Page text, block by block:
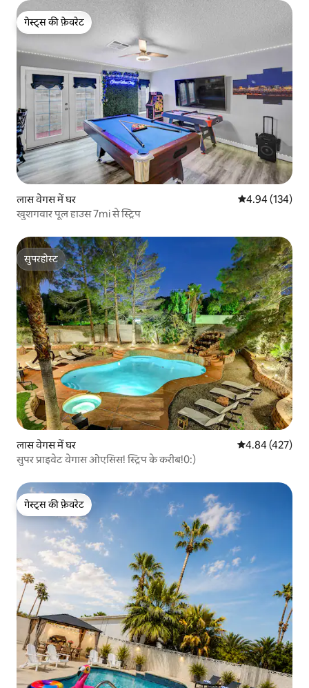
गेस्ट्स की फ़ेवरेट
गेस्ट्स की फ़ेवरेट
लास वेगस में घर औसत रेटिंग 5 में से
4.94 (134)
खुशगवार पूल हाउस 7mi से स्ट्रिप
सुपरहोस्ट
सुपरहोस्ट
लास वेगस में घर औसत रेटिंग 5 में से
4.84 (427)
सुपर प्राइवेट वेगास ओएसिस! स्ट्रिप के करीब!0:)
गेस्ट्स की फ़ेवरेट
गेस्ट्स की फ़ेवरेट